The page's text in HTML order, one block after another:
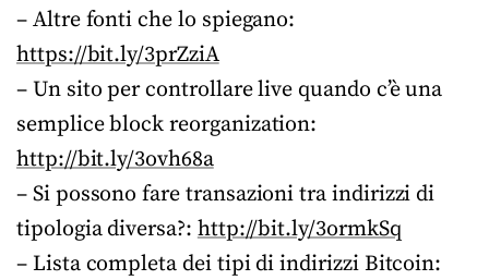
– Altre fonti che lo spiegano:
https://bit.ly/3prZziA
– Un sito per controllare live quando c’è una
semplice block reorganization:
http://bit.ly/3ovh68a
– Si possono fare transazioni tra indirizzi di
tipologia diversa?: http://bit.ly/3ormkSq
– Lista completa dei tipi di indirizzi Bitcoin: